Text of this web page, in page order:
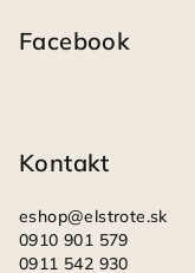
Facebook
Kontakt
eshop@elstrote.sk
0910 901 579
0911 542 930